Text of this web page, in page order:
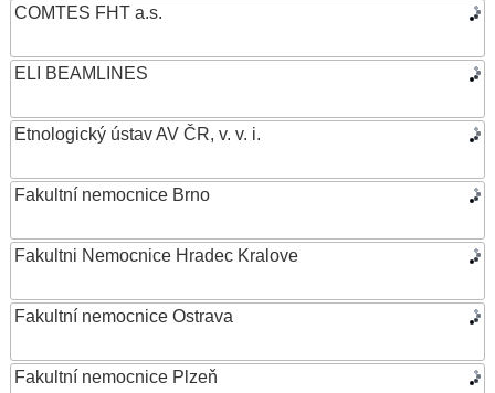
COMTES FHT a.s.
ELI BEAMLINES
Etnologický ústav AV ČR, v. v. i.
Fakultní nemocnice Brno
Fakultni Nemocnice Hradec Kralove
Fakultní nemocnice Ostrava
Fakultní nemocnice Plzeň